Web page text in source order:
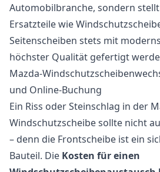
Automobilbranche, sondern stellt
Ersatzteile wie
Seitenscheiben stets mit
höchster Qualität gefertigt
Mazda-
und Online-Buchung
Ein Riss oder Steinschlag in der
Windschutzscheibe sollte nicht
– denn die Frontscheibe ist ein
Bauteil. Die Kosten für einen